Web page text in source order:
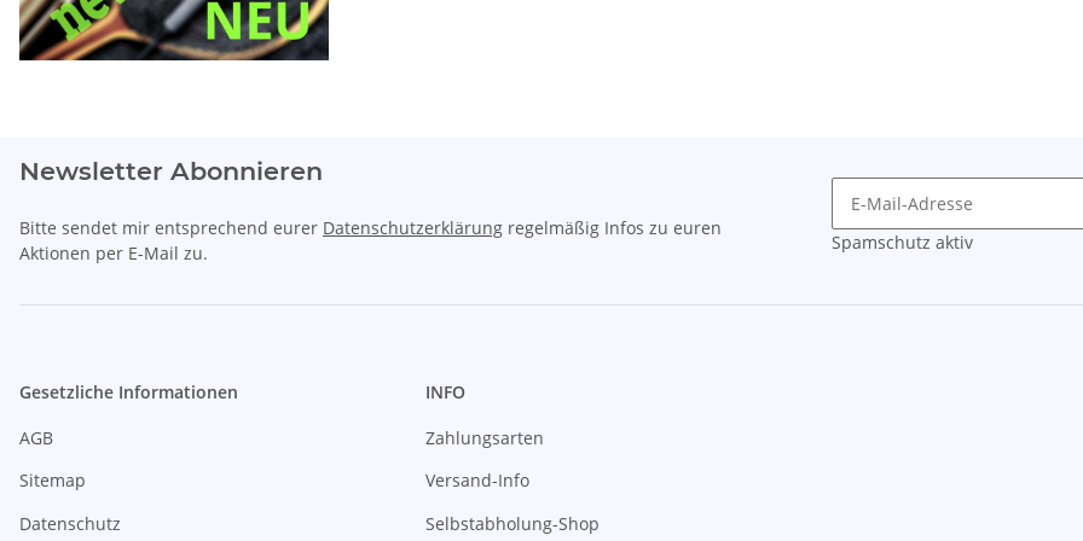
Newsletter Abonnieren
Bitte sendet mir entsprechend eurer Datenschutzerklärung regelmäßig Infos zu euren
Aktionen per E-Mail zu.
Spamschutz aktiv
Gesetzliche Informationen
AGB
Sitemap
Datenschutz
INFO
Zahlungsarten
Versand-Info
Selbstabholung-Shop